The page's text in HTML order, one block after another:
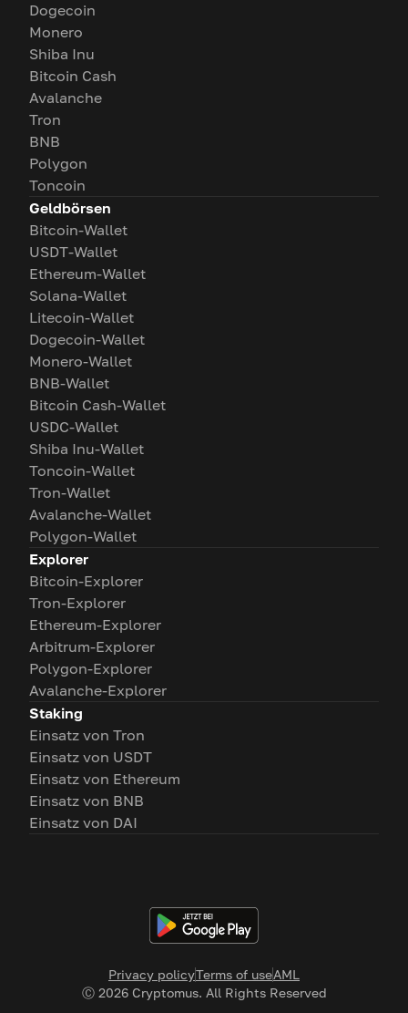
Privacy policyTerms of useAML
Ⓒ 2026Cryptomus. All Rights Reserved
Dogecoin
Monero
Shiba Inu
Bitcoin Cash
Avalanche
Tron
BNB
Polygon
Toncoin
Geldbörsen
Bitcoin-Wallet
USDT-Wallet
Ethereum-Wallet
Solana-Wallet
Litecoin-Wallet
Dogecoin-Wallet
Monero-Wallet
BNB-Wallet
Bitcoin Cash-Wallet
USDC-Wallet
Shiba Inu-Wallet
Toncoin-Wallet
Tron-Wallet
Avalanche-Wallet
Polygon-Wallet
Explorer
Bitcoin-Explorer
Tron-Explorer
Ethereum-Explorer
Arbitrum-Explorer
Polygon-Explorer
Avalanche-Explorer
Staking
Einsatz von Tron
Einsatz von USDT
Einsatz von Ethereum
Einsatz von BNB
Einsatz von DAI